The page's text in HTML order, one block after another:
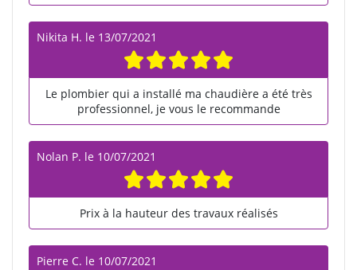
Nikita H. le 13/07/2021
Le plombier qui a installé ma chaudière a été très
professionnel, je vous le recommande
Nolan P. le 10/07/2021
Prix à la hauteur des travaux réalisés
Pierre C. le 10/07/2021